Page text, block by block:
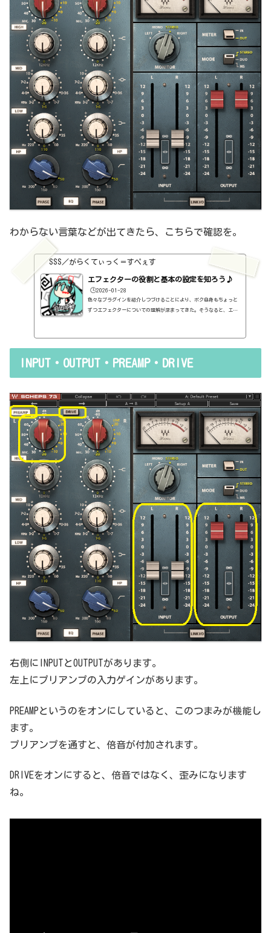
わからない言葉などが出てきたら、こちらで確認を。
SSS／がらくてぃっく＝すぺぇす
エフェクターの役割と基本の設定を知ろう♪
🕒️2026-01-28
色々なプラグインを紹介しつづけることにより、ボク自身もちょっと
ずつエフェクターについての理解が深まってきた。そうなると、エフ
で基本的なつまみに関する説明を毎回書くのも、それはそれで面倒く
INPUT・OUTPUT・PREAMP・DRIVE
右側にINPUTとOUTPUTがあります。
左上にプリアンプの入力ゲインがあります。
PREAMPというのをオンにしていると、このつまみが機能し
ます。
プリアンプを通すと、倍音が付加されます。
DRIVEをオンにすると、倍音ではなく、歪みになります
ね。